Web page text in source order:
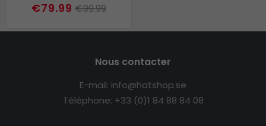
€79.99 €99.99
Nous contacter
E-mail: info@hatshop.se
Téléphone: +33 (0)1 84 88 84 08